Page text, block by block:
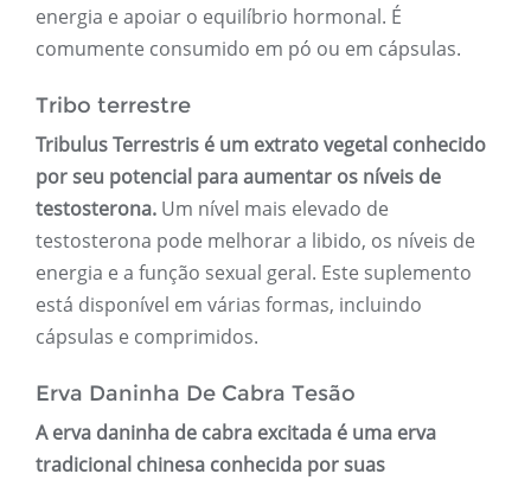
energia e apoiar o equilíbrio hormonal. É
comumente consumido em pó ou em cápsulas.
Tribo terrestre
Tribulus Terrestris é um extrato vegetal conhecido
por seu potencial para aumentar os níveis de
testosterona. Um nível mais elevado de
testosterona pode melhorar a libido, os níveis de
energia e a função sexual geral. Este suplemento
está disponível em várias formas, incluindo
cápsulas e comprimidos.
Erva Daninha De Cabra Tesão
A erva daninha de cabra excitada é uma erva
tradicional chinesa conhecida por suas